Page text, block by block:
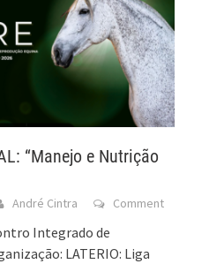
“Manejo e Nutrição
André Cintra Comment
Integrado de
LATERIO: Liga